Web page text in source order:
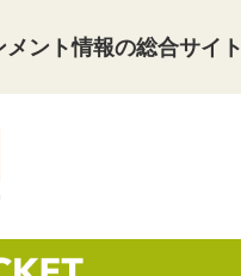
ント情報の総合サイト